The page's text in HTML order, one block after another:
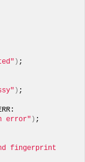
) ;
) ;
error" ) ;
fingerprint